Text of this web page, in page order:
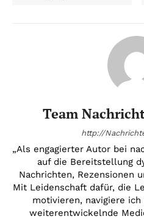
Team
http://
„Als engagierter Autor bei
auf die Bereitstellung
Nachrichten, Rezensionen
Mit Leidenschaft dafür, die
motivieren, navigiere
weiterentwickelnde